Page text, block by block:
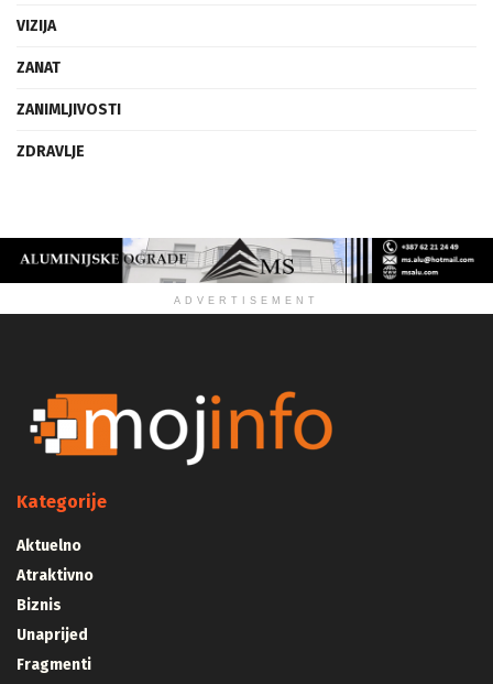
VIZIJA
ZANAT
ZANIMLJIVOSTI
ZDRAVLJE
ADVERTISEMENT
Kategorije
Aktuelno
Atraktivno
Biznis
Unaprijed
Fragmenti